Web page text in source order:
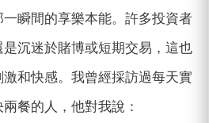
瞬間的享樂本能。許多投資者
沉迷於賭博或短期交易，這也
和快感。我曾經採訪過每天實
餐的人，他對我說：